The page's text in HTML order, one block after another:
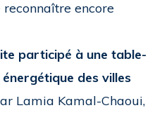
reconnaître encore
participé à une table-
des villes
Lamia Kamal-Chaoui,